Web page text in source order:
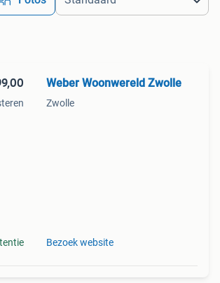
Weber Woonwereld Zwolle
Zwolle
Bezoek website